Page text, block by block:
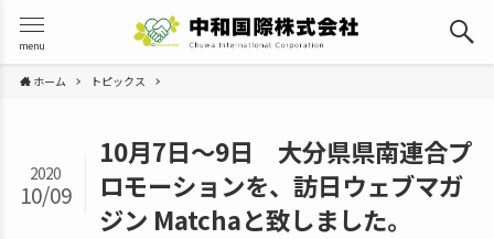
menu
ホーム トピックス
10月7日〜9日 大分県県南連合プ
ロモーションを、訪日ウェブマガ
ジン Matchaと致しました。
2020
10/09